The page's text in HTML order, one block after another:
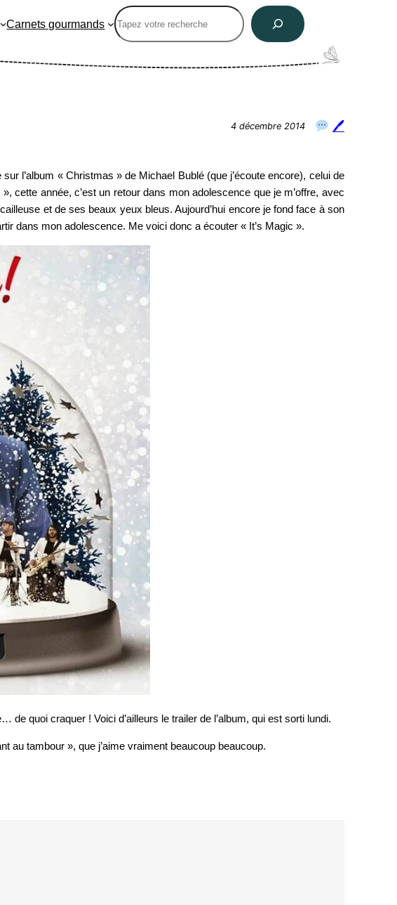
Carnets gourmands
Rechercher
4 décembre 2014 🖊
l’album « Christmas » de Michael Bublé (que j’écoute encore), celui de
année, c’est un retour dans mon adolescence que je m’offre, avec
et de ses beaux yeux bleus. Aujourd’hui encore je fond face à son
dans mon adolescence. Me voici donc a écouter « It’s Magic ».
quoi craquer ! Voici d’ailleurs le trailer de l’album, qui est sorti lundi.
au tambour », que j’aime vraiment beaucoup beaucoup.